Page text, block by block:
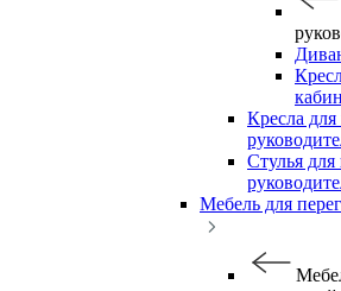
Кресла для
Стулья для
Мебель для